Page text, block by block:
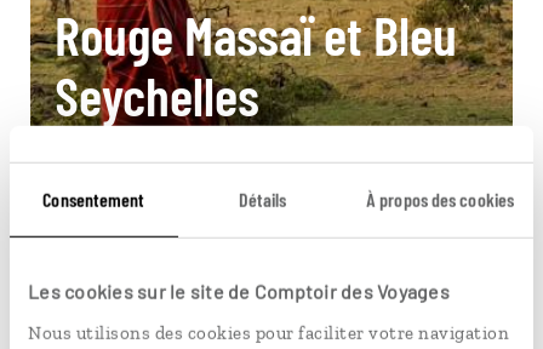
Consentement Détails À propos des cookies
Les cookies sur le site de Comptoir des Voyages
Nous utilisons des cookies pour faciliter votre navigation
Rouge Massaï et Bleu
Seychelles